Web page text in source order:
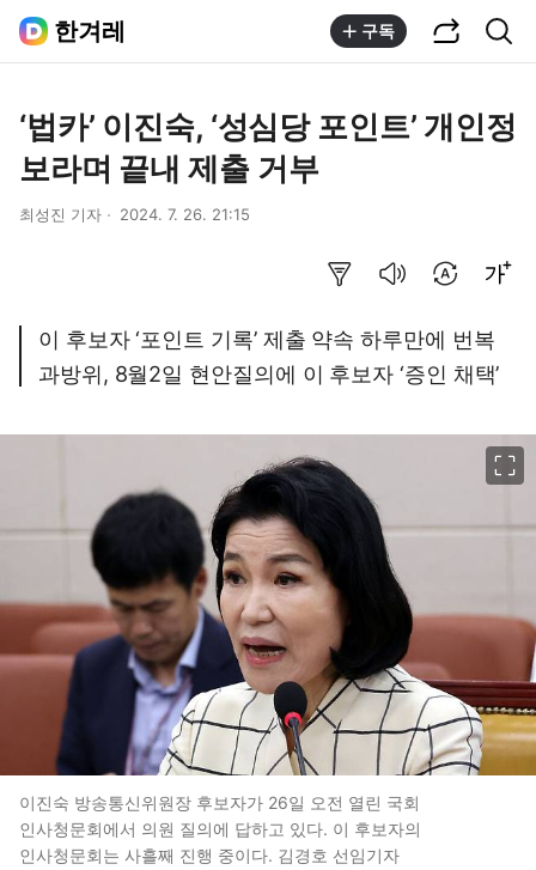
한겨레 구독
‘법카’ 이진숙, ‘성심당 포인트’ 개인정
보라며 끝내 제출 거부
최성진 기자 2024. 7. 26. 21:15
이 후보자 ‘포인트 기록’ 제출 약속 하루만에 번복
과방위, 8월2일 현안질의에 이 후보자 ‘증인 채택’
이진숙 방송통신위원장 후보자가 26일 오전 열린 국회
인사청문회에서 의원 질의에 답하고 있다. 이 후보자의
인사청문회는 사흘째 진행 중이다. 김경호 선임기자